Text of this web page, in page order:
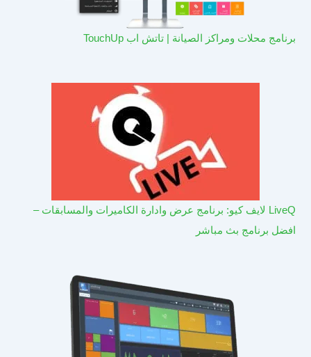
برنامج محلات ومراكز الصيانة | تاتش اب TouchUp
LiveQ لايف كيو: برنامج عرض وادارة الكاميرات والمسابقات –
افضل برنامج بث مباشر